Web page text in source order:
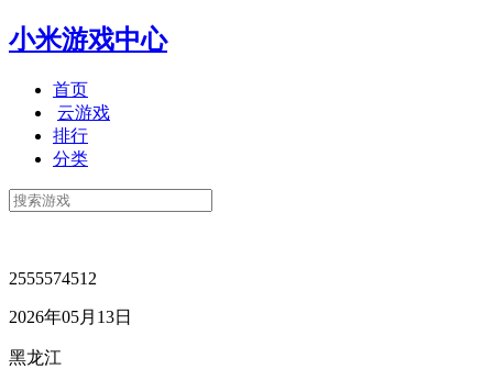
小米游戏中心
首页
云游戏
排行
分类
2555574512
2026年05月13日
黑龙江